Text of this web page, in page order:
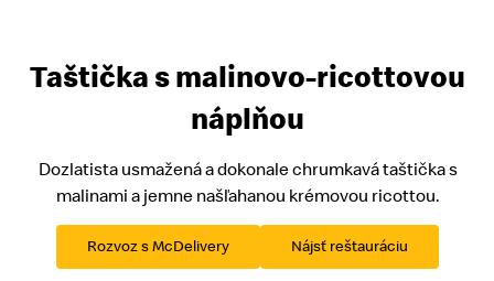
Taštička s malinovo-ricottovou
náplňou
Dozlatista usmažená a dokonale chrumkavá taštička s
malinami a jemne našľahanou krémovou ricottou.
Rozvoz s McDelivery Nájsť reštauráciu